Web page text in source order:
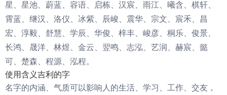
星、星池、蔚蓝、容语、启栋、汉宸、雨江、曦含、棋轩、
霄蓝、继汉、洛仪、冰紫、辰峻、震华、宗文、宸禾、昌
宏、淳毅、舒慧、学辰、华俊、梓丰、峻彦、桐乐、俊景、
长鸿、晟洋、林煜、金云、翌鸣、志泓、艺润、赫宸、懿
可、楚森、程源、泓程。
使用含义吉利的字
名字的内涵、气质可以影响人的生活、学习、工作、交友，